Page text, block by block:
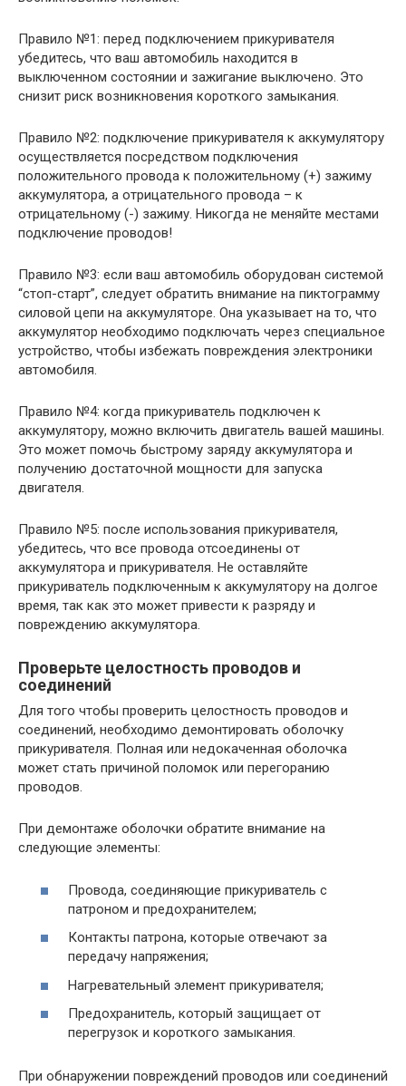
Правило №1: перед подключением прикуривателя
убедитесь, что ваш автомобиль находится в
выключенном состоянии и зажигание выключено. Это
снизит риск возникновения короткого замыкания.
Правило №2: подключение прикуривателя к аккумулятору
осуществляется посредством подключения
положительного провода к положительному (+) зажиму
аккумулятора, а отрицательного провода – к
отрицательному (-) зажиму. Никогда не меняйте местами
подключение проводов!
Правило №3: если ваш автомобиль оборудован системой
“стоп-старт”, следует обратить внимание на пиктограмму
силовой цепи на аккумуляторе. Она указывает на то, что
аккумулятор необходимо подключать через специальное
устройство, чтобы избежать повреждения электроники
автомобиля.
Правило №4: когда прикуриватель подключен к
аккумулятору, можно включить двигатель вашей машины.
Это может помочь быстрому заряду аккумулятора и
получению достаточной мощности для запуска
двигателя.
Правило №5: после использования прикуривателя,
убедитесь, что все провода отсоединены от
аккумулятора и прикуривателя. Не оставляйте
прикуриватель подключенным к аккумулятору на долгое
время, так как это может привести к разряду и
повреждению аккумулятора.
Проверьте целостность проводов и
соединений
Для того чтобы проверить целостность проводов и
соединений, необходимо демонтировать оболочку
прикуривателя. Полная или недокаченная оболочка
может стать причиной поломок или перегоранию
проводов.
При демонтаже оболочки обратите внимание на
следующие элементы:
Провода, соединяющие прикуриватель с
патроном и предохранителем;
Контакты патрона, которые отвечают за
передачу напряжения;
Нагревательный элемент прикуривателя;
Предохранитель, который защищает от
перегрузок и короткого замыкания.
При обнаружении повреждений проводов или соединений